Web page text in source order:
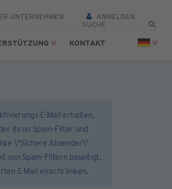
UNTERNEHMEN ANMELDEN
KONTAKT
E-Mail erhalten,
Ihren Spam-Filter und
\"Sichere Absender\"
von Spam-Filtern beseitigt,
E-Mail einschränken.